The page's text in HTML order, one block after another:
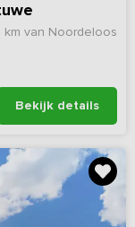
km van Noordeloos
Bekijk details